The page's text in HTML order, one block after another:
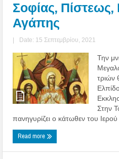
Σοφίας, Πίστεως,
Αγάπης
| Date: 15 Σεπτεμβρίου, 2021
Την
τριών
Στην
πανηγυρίζει ο κάτωθεν του Ιερού
Read more